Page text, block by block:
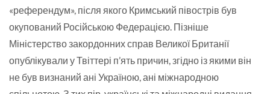
«референдум», після якого Кримський півострів був
окупований Російською Федерацією. Пізніше
Міністерство закордонних справ Великої Британії
опублікували у Твіттері п’ять причин, згідно із якими він
не був визнаний ані Україною, ані міжнародною